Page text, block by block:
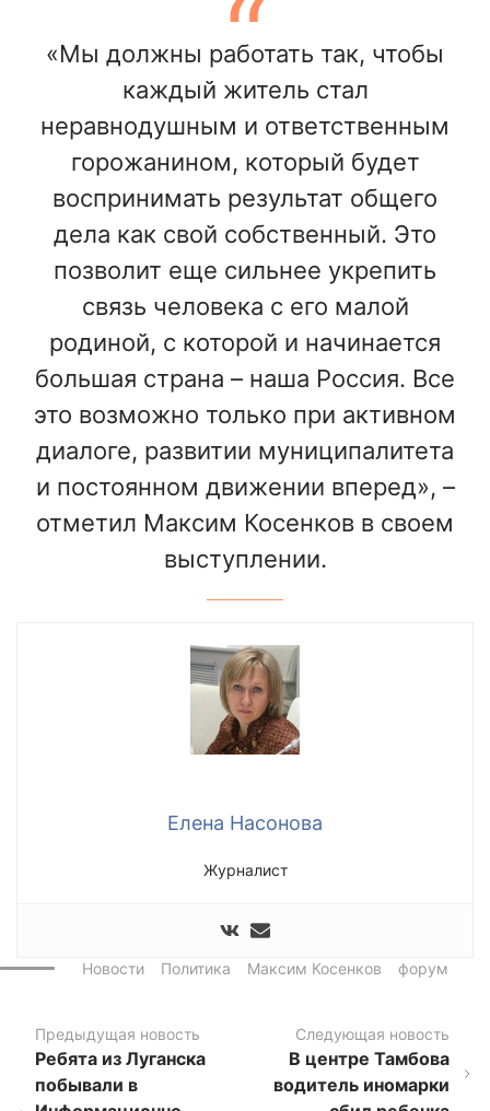
«Мы должны работать так, чтобы
каждый житель стал
неравнодушным и ответственным
горожанином, который будет
воспринимать результат общего
дела как свой собственный. Это
позволит еще сильнее укрепить
связь человека с его малой
родиной, с которой и начинается
большая страна – наша Россия. Все
это возможно только при активном
диалоге, развитии муниципалитета
и постоянном движении вперед», –
отметил Максим Косенков в своем
выступлении.
Елена Насонова
Журналист
Новости Политика Максим Косенков форум
Предыдущая новость
Ребята из Луганска
побывали в
Следующая новость
В центре Тамбова
водитель иномарки